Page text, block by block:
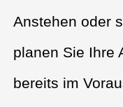
Anstehen oder
planen Sie Ihre
bereits im